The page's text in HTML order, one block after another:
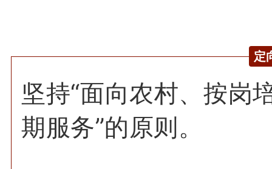
定
坚持“面向农村、按岗
期服务”的原则。